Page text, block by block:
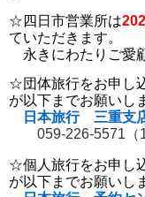
☆四日市営業所は
ていただきます。
永きにわたりご愛
☆団体旅行をお申し
が以下までお願いし
日本旅行 三重支
059-226-5571（
☆個人旅行をお申し
が以下までお願いし